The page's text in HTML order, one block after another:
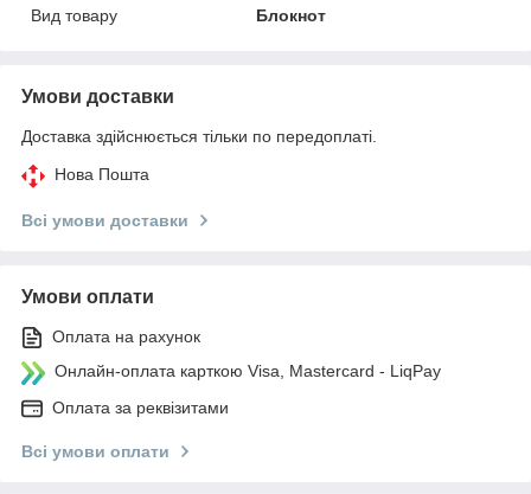
Вид товару
Блокнот
Умови доставки
Доставка здійснюється тільки по передоплаті.
Нова Пошта
Всі умови доставки
Умови оплати
Оплата на рахунок
Онлайн-оплата карткою Visa, Mastercard - LiqPay
Оплата за реквізитами
Всі умови оплати